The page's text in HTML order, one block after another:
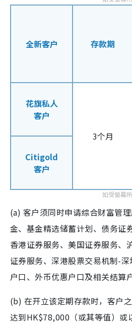
全新客户 存款期
花旗私人
客户
3个月
Citigold
客户
(a) 客户须同时申请综合财富管
金、基金精选储蓄计划、债务证
香港证券服务、美国证券服务、
证券服务、深港股票交易机制-
户口、外币优惠户口及相关结算
(b) 在开立该定期存款时，客户
达到HK$78,000（或其等值）或